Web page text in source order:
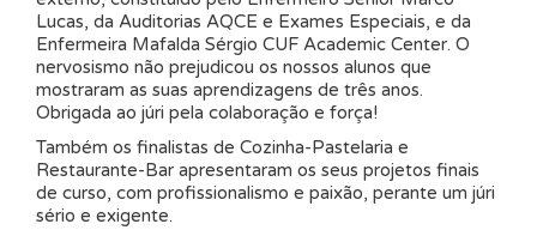
Lucas, da Auditorias AQCE e Exames Especiais, e da
Enfermeira Mafalda Sérgio CUF Academic Center. O
nervosismo não prejudicou os nossos alunos que
mostraram as suas aprendizagens de três anos.
Obrigada ao júri pela colaboração e força!
Também os finalistas de Cozinha-Pastelaria e
Restaurante-Bar apresentaram os seus projetos finais
de curso, com profissionalismo e paixão, perante um júri
sério e exigente.